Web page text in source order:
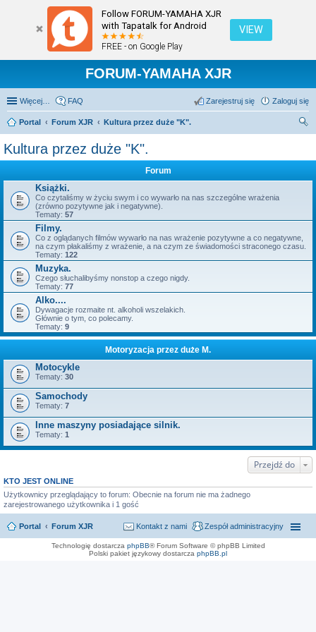
Follow FORUM-YAMAHA XJR
with Tapatalk for Android
FREE - on Google Play
VIEW
FORUM-YAMAHA XJR
Więcej… FAQ Zaloguj się
Zarejestruj się
Portal Forum XJR
Kultura przez duże "K".
Kultura przez duże "K".
Forum
Książki.
Co czytaliśmy w życiu swym i co wywarło na nas szczególne wrażenia
(zrówno pozytywne jak i negatywne).
Tematy: 57
Filmy.
Co z oglądanych filmów wywarło na nas wrażenie pozytywne a co negatywne,
na czym płakaliśmy z wrażenie, a na czym ze świadomości straconego czasu.
Tematy: 122
Muzyka.
Czego słuchalibyśmy nonstop a czego nigdy.
Tematy: 77
Alko....
Dywagacje rozmaite nt. alkoholi wszelakich.
Głównie o tym, co polecamy.
Tematy: 9
Motoryzacja przez duże M.
Motocykle
Tematy: 30
Samochody
Tematy: 7
Inne maszyny posiadające silnik.
Tematy: 1
Przejdź do
KTO JEST ONLINE
Użytkownicy przeglądający to forum: Obecnie na forum nie ma żadnego
zarejestrowanego użytkownika i 1 gość
Portal Forum XJR Zespół administracyjny
Kontakt z nami
Technologię dostarcza phpBB® Forum Software © phpBB Limited
Polski pakiet językowy dostarcza phpBB.pl